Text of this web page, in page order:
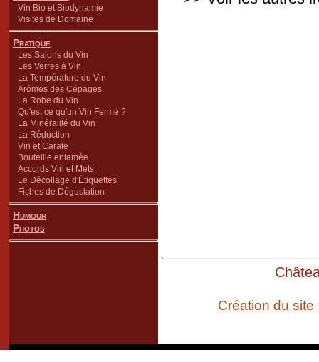
Vin Bio et Biodynamie
Visites de Domaine
Pratique
Les Salons du Vin
Les Verres à Vin
La Température du Vin
Arômes des Cépages
La Robe du Vin
Qu'est ce qu'un Vin Fermé ?
La Minéralité du Vin
La Réduction
Vin et Carafe
Bouteille entamée
Accords Vin et Mets
Le Décollage d'Étiquettes
Fiches de Dégustation
Humour
Photos
Création du site